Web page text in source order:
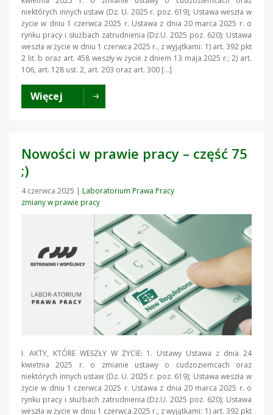
niektórych innych ustaw (Dz. U. 2025 r. poz. 619); Ustawa weszła w
życie w dniu 1 czerwca 2025 r. Ustawa z dnia 20 marca 2025 r. o
rynku pracy i służbach zatrudnienia (Dz.U. 2025 poz. 620); Ustawa
weszła w życie w dniu 1 czerwca 2025 r., z wyjątkami: 1) art. 392 pkt
2 lit. b oraz art. 458 weszły w życie z dniem 13 maja 2025 r.; 2) art.
106, art. 128 ust. 2, art. 203 oraz art. 300 […]
Więcej
Nowości w prawie pracy – część 75
;)
4 czerwca 2025
Laboratorium Prawa Pracy
zmiany w prawie pracy
I. AKTY, KTÓRE WESZŁY W ŻYCIE: 1. Ustawy Ustawa z dnia 24
kwietnia 2025 r. o zmianie ustawy o cudzoziemcach oraz
niektórych innych ustaw (Dz. U. 2025 r. poz. 619); Ustawa weszła w
życie w dniu 1 czerwca 2025 r. Ustawa z dnia 20 marca 2025 r. o
rynku pracy i służbach zatrudnienia (Dz.U. 2025 poz. 620); Ustawa
weszła w życie w dniu 1 czerwca 2025 r., z wyjątkami: 1) art. 392 pkt